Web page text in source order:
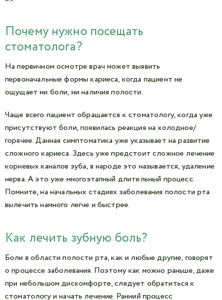
Почему нужно посещать
стоматолога?
На первичном осмотре врач может выявить
первоначальные формы кариеса, когда пациент не
ощущает ни боли, ни наличия полости.
Чаще всего пациент обращается к стоматологу, когда уже
присутствуют боли, появилась реакция на холодное/
горячее. Данная симптоматика уже указывает на развитие
сложного кариеса. Здесь уже предстоит сложное лечение
корневых каналов зуба, в народе это называется, удаление
нерва. А это уже многоэтапный длительный процесс.
Помните, на начальных стадиях заболевания полости рта
вылечить намного легче и быстрее.
Как лечить зубную боль?
Боли в области полости рта, как и любые другие, говорят
о процессе заболевания. Поэтому как можно раньше, даже
при небольшом дискомфорте, следует обратиться к
стоматологу и начать лечение. Ранний процесс